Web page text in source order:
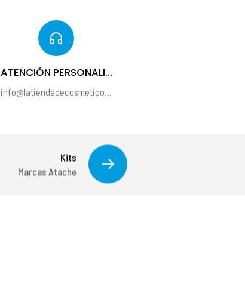
ATENCIÓN PERSONALIZADA
Kits
Marcas Atache